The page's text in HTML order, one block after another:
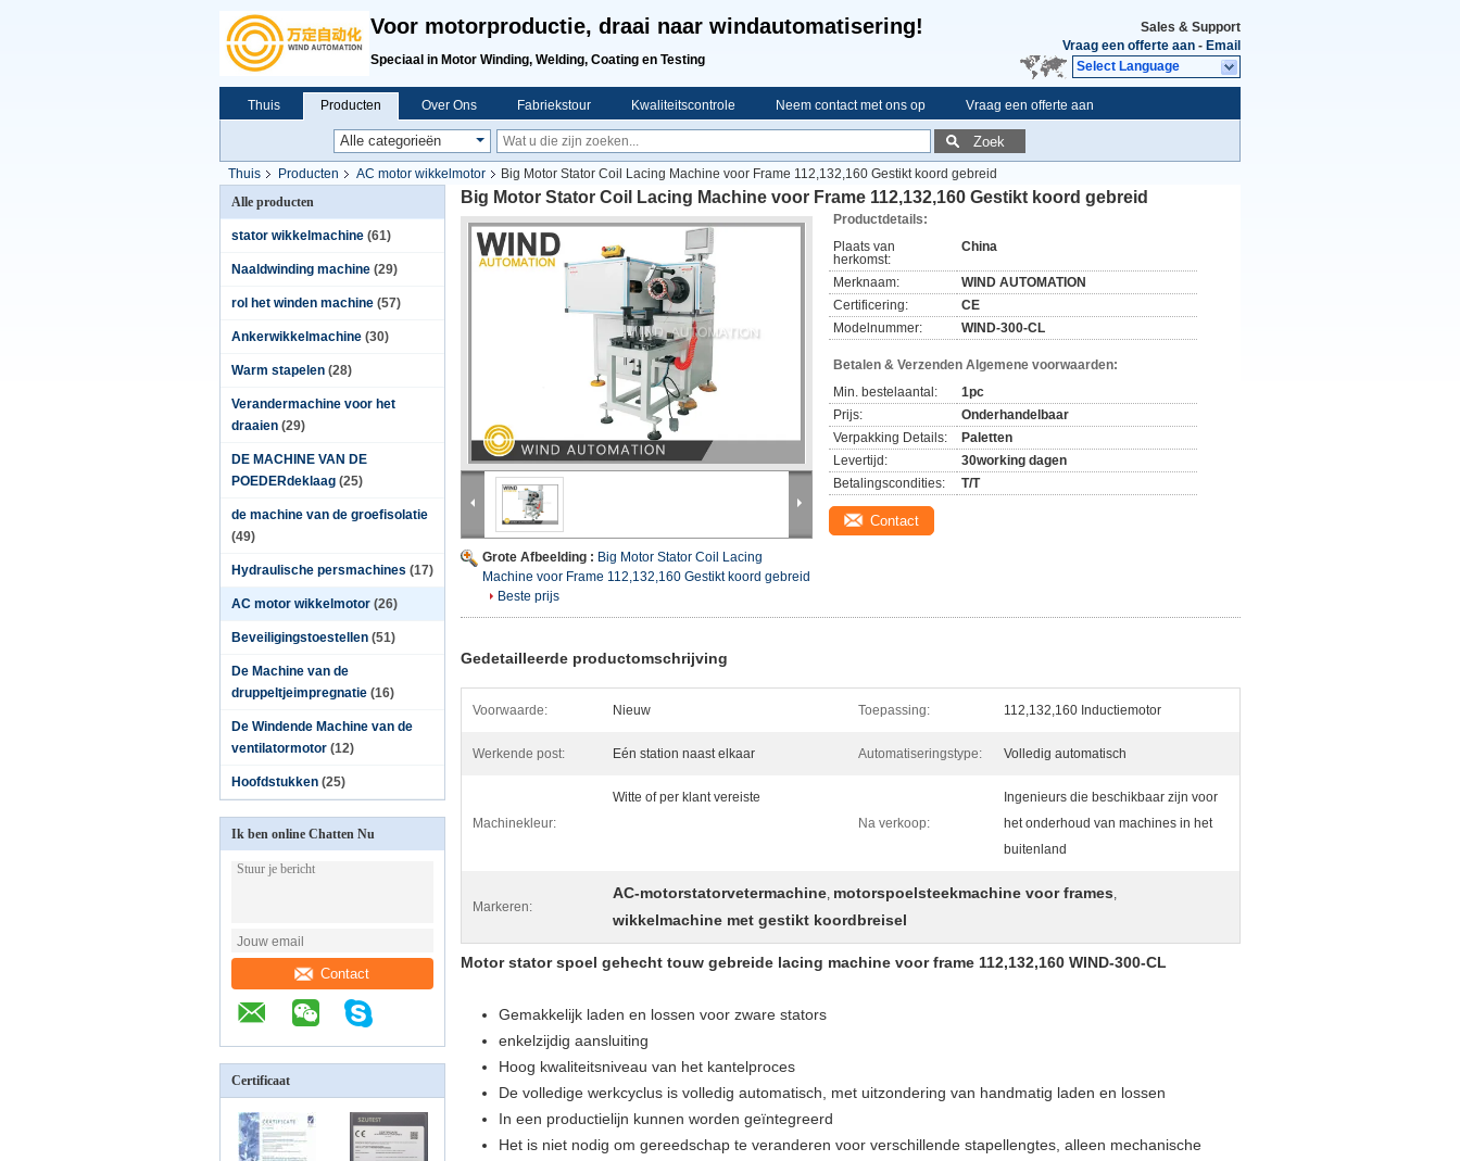
Voor motorproductie, draai naar windautomatisering!
Speciaal in Motor Winding, Welding, Coating en Testing
Sales & Support
Vraag een offerte aan - Email
Select Language
Thuis Producten Over Ons Fabriekstour Kwaliteitscontrole Neem contact met ons op Vraag een offerte aan
Zoek
Thuis Producten AC motor wikkelmotor
Big Motor Stator Coil Lacing Machine voor Frame 112,132,160 Gestikt koord gebreid
Alle producten
stator wikkelmachine (61)
Naaldwinding machine (29)
rol het winden machine (57)
Ankerwikkelmachine (30)
Warm stapelen (28)
Verandermachine voor het
draaien (29)
DE MACHINE VAN DE
POEDERdeklaag (25)
de machine van de groefisolatie
(49)
Hydraulische persmachines (17)
AC motor wikkelmotor (26)
Beveiligingstoestellen (51)
De Machine van de
druppeltjeimpregnatie (16)
De Windende Machine van de
ventilatormotor (12)
Hoofdstukken (25)
Ik ben online Chatten Nu
Contact
Certificaat
Big Motor Stator Coil Lacing Machine voor Frame 112,132,160 Gestikt koord gebreid
Grote Afbeelding : Big Motor Stator Coil Lacing
Machine voor Frame 112,132,160 Gestikt koord gebreid
Beste prijs
Productdetails:
Plaats van
herkomst:
China
Merknaam:
WIND AUTOMATION
Certificering:
CE
Modelnummer:
WIND-300-CL
Betalen & Verzenden Algemene voorwaarden:
Min. bestelaantal:
1pc
Prijs:
Onderhandelbaar
Verpakking Details:
Paletten
Levertijd:
30working dagen
Betalingscondities:
T/T
Contact
Gedetailleerde productomschrijving
Voorwaarde: Nieuw Toepassing: 112,132,160 Inductiemotor
Werkende post: Eén station naast elkaar Automatiseringstype: Volledig automatisch
Machinekleur:
Witte of per klant vereiste
Na verkoop:
Ingenieurs die beschikbaar zijn voor
het onderhoud van machines in het
buitenland
Markeren:
AC-motorstatorvetermachine, motorspoelsteekmachine voor frames,
wikkelmachine met gestikt koordbreisel
Motor stator spoel gehecht touw gebreide lacing machine voor frame 112,132,160 WIND-300-CL
Gemakkelijk laden en lossen voor zware stators
enkelzijdig aansluiting
Hoog kwaliteitsniveau van het kantelproces
De volledige werkcyclus is volledig automatisch, met uitzondering van handmatig laden en lossen
In een productielijn kunnen worden geïntegreerd
Het is niet nodig om gereedschap te veranderen voor verschillende stapellengtes, alleen mechanische